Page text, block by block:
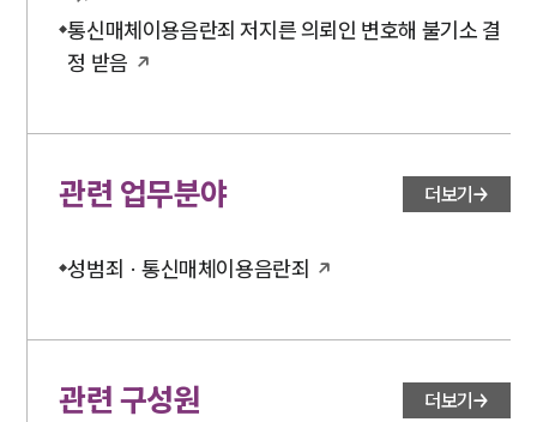
통신매체이용음란죄 저지른 의뢰인 변호해 불기소 결
정 받음
관련 업무분야 더보기
성범죄 · 통신매체이용음란죄
관련 구성원 더보기